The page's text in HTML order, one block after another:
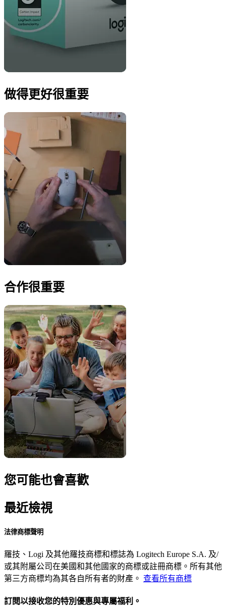
做得更好很重要
合作很重要
您可能也會喜歡
最近檢視
法律商標聲明
羅技、Logi 及其他羅技商標和標誌為 Logitech Europe S.A. 及/
或其附屬公司在美國和其他國家的商標或註冊商標。所有其他
第三方商標均為其各自所有者的財產。 查看所有商標
訂閱以接收您的特別優惠與專屬福利。